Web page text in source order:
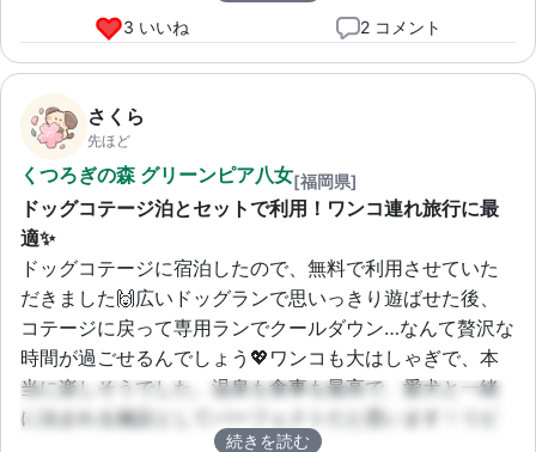
3 いいね
2 コメント
さくら
先ほど
くつろぎの森 グリーンピア八女[福岡県]
ドッグコテージ泊とセットで利用！ワンコ連れ旅行に最
適✨
ドッグコテージに宿泊したので、無料で利用させていた
だきました🙌広いドッグランで思いっきり遊ばせた後、
コテージに戻って専用ランでクールダウン…なんて贅沢な
時間が過ごせるんでしょう💖ワンコも大はしゃぎで、本
当に楽しそうでした。温泉も食事も最高で、愛犬と一緒
に泊まれる施設としてパーフェクトだと思います！リピ
続きを読む